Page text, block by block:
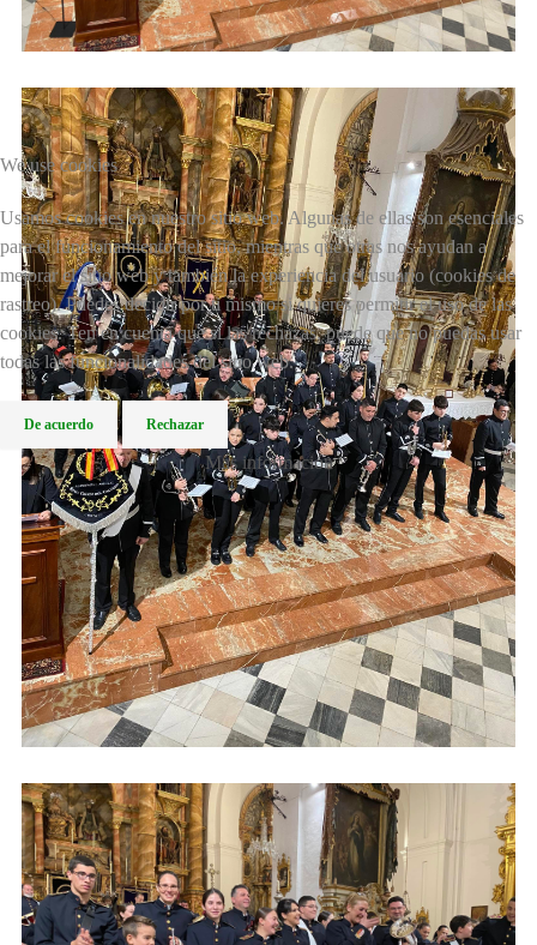
We use cookies
Usamos cookies en nuestro sitio web. Algunas de ellas son esenciales
para el funcionamiento del sitio, mientras que otras nos ayudan a
mejorar el sitio web y también la experiencia del usuario (cookies de
rastreo). Puedes decidir por ti mismo si quieres permitir el uso de las
cookies. Ten en cuenta que si las rechazas, puede que no puedas usar
todas las funcionalidades del sitio web.
De acuerdo Rechazar
Más información